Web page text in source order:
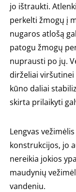
jo ištraukti.
perkelti žmogų į
nugaros atlošą
patogu žmogų
nuprausti po jų.
dirželiai
kūno daliai
skirta prilaikyti
Lengvas
konstrukcijos, jo
nereikia jokios
maudynių
vandeniu.